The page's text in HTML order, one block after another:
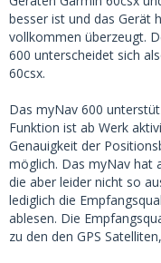
besser ist und das Gerät
vollkommen überzeugt.
600 unterscheidet sich
60csx.
Das myNav 600
Funktion ist ab Werk
Genauigkeit der
möglich. Das myNav hat
die aber leider nicht so
lediglich die
ablesen. Die
zu den den GPS